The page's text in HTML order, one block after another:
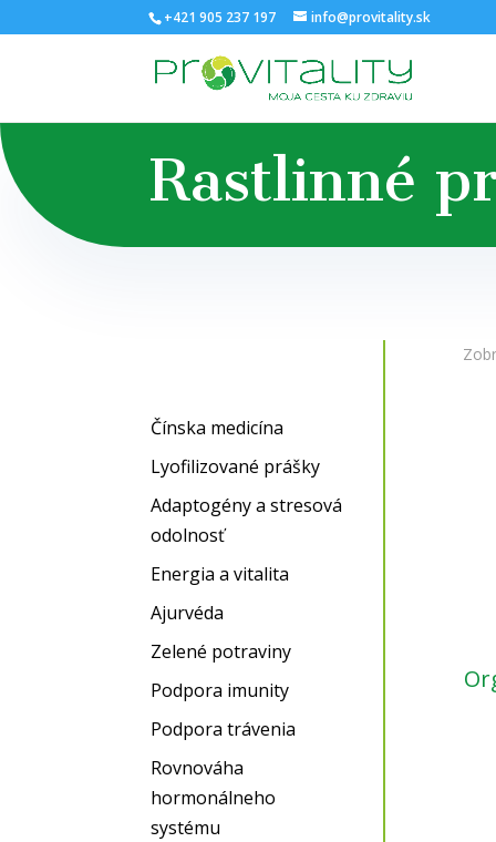
+421 905 237 197 info@provitality.sk
Rastlinné
Čínska medicína
Lyofilizované prášky
Adaptogény a stresová
odolnosť
Energia a vitalita
Ajurvéda
Zelené potraviny
Podpora imunity
Podpora trávenia
Rovnováha
hormonálneho
systému